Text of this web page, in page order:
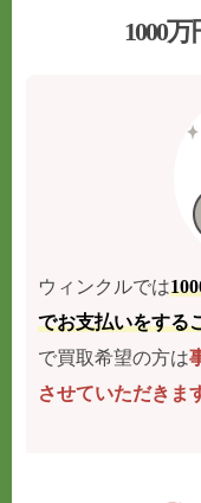
1000
ウィンクルでは
でお支払いをする
で買取希望の方は
させていただきま